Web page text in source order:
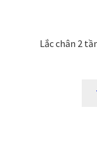
Lắc chân 2